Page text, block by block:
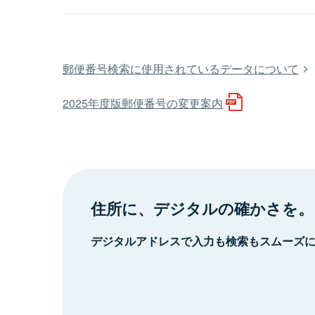
郵便番号検索に使用されているデータについて
2025年度版郵便番号の変更案内
住所に、デジタルの確かさを。
デジタルアドレスで入力も検索もスムーズ